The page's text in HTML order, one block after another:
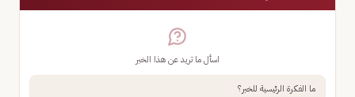
اسأل ما تريد عن هذا الخبر
ما الفكرة الرئيسية للخبر؟